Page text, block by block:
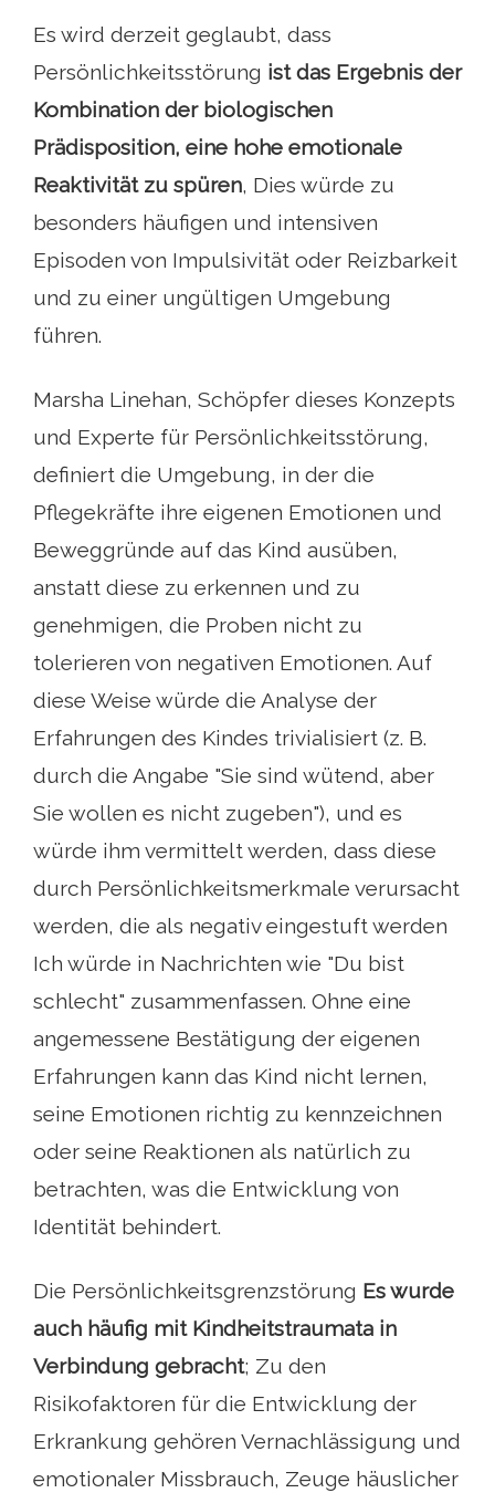
Es wird derzeit geglaubt, dass
Persönlichkeitsstörung ist das Ergebnis der
Kombination der biologischen
Prädisposition, eine hohe emotionale
Reaktivität zu spüren, Dies würde zu
besonders häufigen und intensiven
Episoden von Impulsivität oder Reizbarkeit
und zu einer ungültigen Umgebung
führen.
Marsha Linehan, Schöpfer dieses Konzepts
und Experte für Persönlichkeitsstörung,
definiert die Umgebung, in der die
Pflegekräfte ihre eigenen Emotionen und
Beweggründe auf das Kind ausüben,
anstatt diese zu erkennen und zu
genehmigen, die Proben nicht zu
tolerieren von negativen Emotionen. Auf
diese Weise würde die Analyse der
Erfahrungen des Kindes trivialisiert (z. B.
durch die Angabe "Sie sind wütend, aber
Sie wollen es nicht zugeben"), und es
würde ihm vermittelt werden, dass diese
durch Persönlichkeitsmerkmale verursacht
werden, die als negativ eingestuft werden
Ich würde in Nachrichten wie "Du bist
schlecht" zusammenfassen. Ohne eine
angemessene Bestätigung der eigenen
Erfahrungen kann das Kind nicht lernen,
seine Emotionen richtig zu kennzeichnen
oder seine Reaktionen als natürlich zu
betrachten, was die Entwicklung von
Identität behindert.
Die Persönlichkeitsgrenzstörung Es wurde
auch häufig mit Kindheitstraumata in
Verbindung gebracht; Zu den
Risikofaktoren für die Entwicklung der
Erkrankung gehören Vernachlässigung und
emotionaler Missbrauch, Zeuge häuslicher